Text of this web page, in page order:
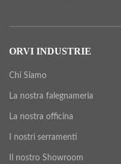
ORVI INDUSTRIE
Chi Siamo
La nostra falegnameria
La nostra officina
I nostri serramenti
Il nostro Showroom